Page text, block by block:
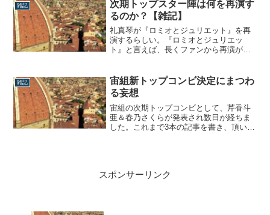
の顔見世番組だと思うのですが、それぞ
れの色が良く出てるなぁと見ながら思っ
たのでし...
雑記
次期トップスター陣は何を再演す
るのか？【雑記】
礼真琴が『ロミオとジュリエット』を再
演するらしい。『ロミオとジュリエッ
ト』と言えば、長くファンから再演が熱
演でもありますからこのタイミングでの
再演は、まさしく神采配。そんな『ロミ
オとジュリエット』は前回の上演時にそ
の版権料＆投資...
雑記
宙組新トップコンビ決定にまつわ
る妄想
宙組の次期トップコンビとして、芹香斗
亜＆春乃さくらが発表され数日が経ちま
した。これまで3本の記事を書き、頂いた
きます。潤花の任期について頂いたコメ
スポンサーリンク